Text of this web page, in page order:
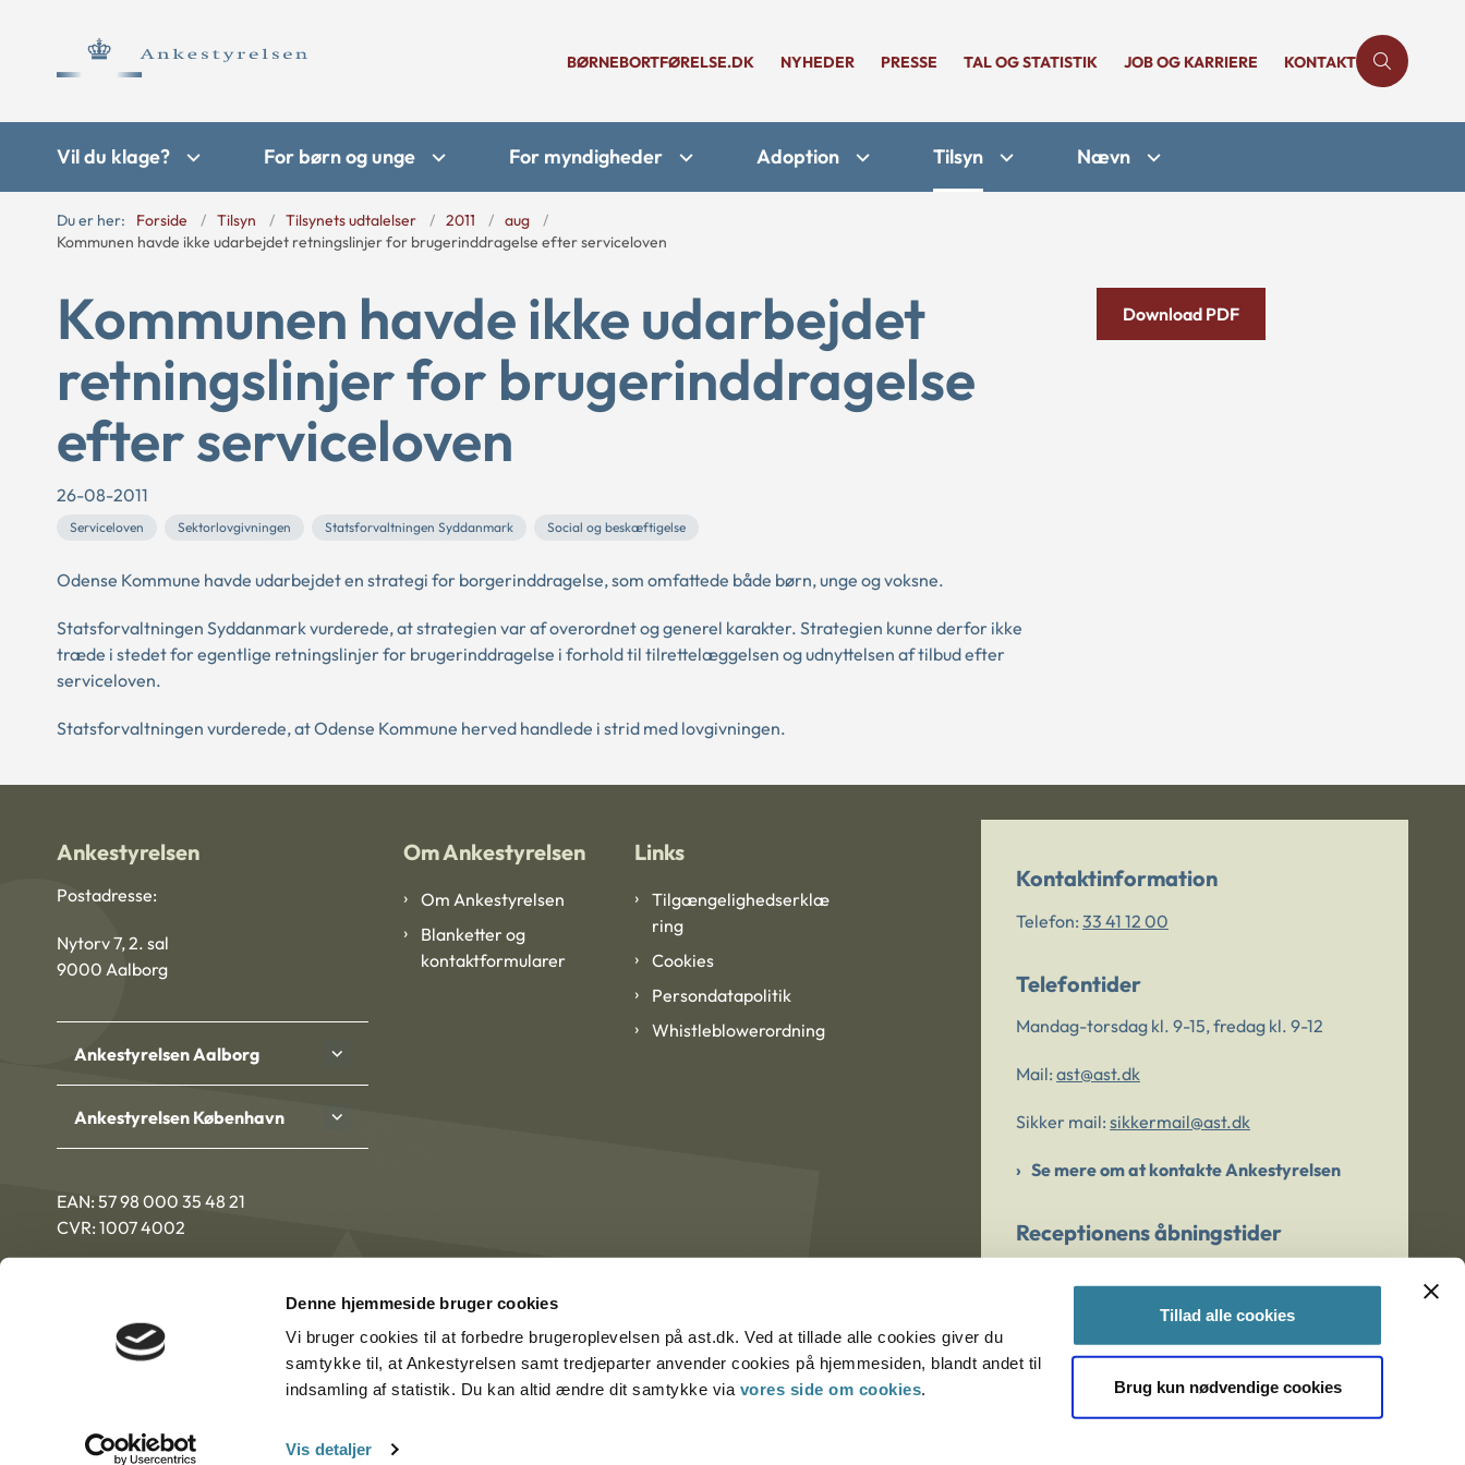
Denne hjemmeside bruger cookies
Vi bruger cookies til at forbedre brugeroplevelsen på ast.dk. Ved at tillade alle cookies giver du
samtykke til, at Ankestyrelsen samt tredjeparter anvender cookies på hjemmesiden, blandt andet til
indsamling af statistik. Du kan altid ændre dit samtykke via vores side om cookies.
Vis detaljer
Tillad alle cookies
Brug kun nødvendige cookies
BØRNEBORTFØRELSE.DK NYHEDER PRESSE TAL OG STATISTIK JOB OG KARRIERE KONTAKT
Vil du klage? For børn og unge For myndigheder Adoption Tilsyn Nævn
Du er her: Forside Tilsyn Tilsynets udtalelser 2011
aug
Kommunen havde ikke udarbejdet retningslinjer for brugerinddragelse efter serviceloven
Kommunen havde ikke udarbejdet
retningslinjer for brugerinddragelse
efter serviceloven
26-08-2011
Serviceloven Sektorlovgivningen Statsforvaltningen Syddanmark Social og beskæftigelse
Odense Kommune havde udarbejdet en strategi for borgerinddragelse, som omfattede både børn, unge og voksne.
Statsforvaltningen Syddanmark vurderede, at strategien var af overordnet og generel karakter. Strategien kunne derfor ikke
træde i stedet for egentlige retningslinjer for brugerinddragelse i forhold til tilrettelæggelsen og udnyttelsen af tilbud efter
serviceloven.
Statsforvaltningen vurderede, at Odense Kommune herved handlede i strid med lovgivningen.
Download PDF
Ankestyrelsen
Postadresse:
Nytorv 7, 2. sal
9000 Aalborg
Ankestyrelsen Aalborg
Ankestyrelsen København
EAN: 57 98 000 35 48 21
CVR: 1007 4002
Om Ankestyrelsen
Om Ankestyrelsen
Blanketter og
kontaktformularer
Links
Tilgængelighedserklæ
ring
Cookies
Persondatapolitik
Whistleblowerordning
Kontaktinformation
Telefon: 33 41 12 00
Telefontider
Mandag-torsdag kl. 9-15, fredag kl. 9-12
Mail: ast@ast.dk
Sikker mail: sikkermail@ast.dk
Se mere om at kontakte Ankestyrelsen
Receptionens åbningstider
Er du bekymret for et barn/en ung?